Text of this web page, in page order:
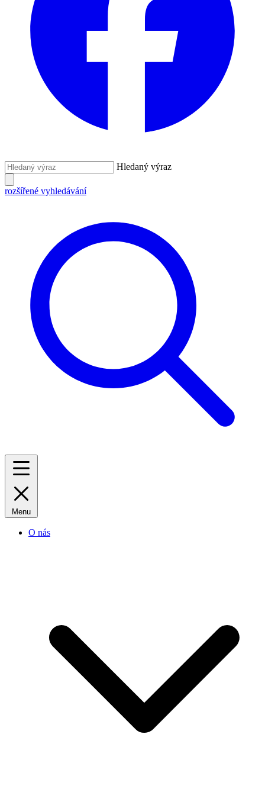
Hledaný výraz
rozšířené vyhledávání
Menu
O nás